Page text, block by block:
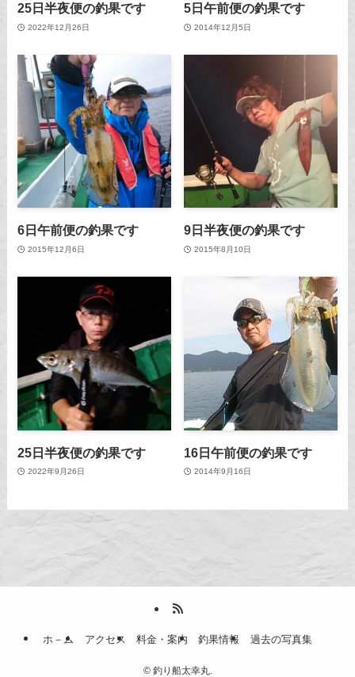
25日半夜便の釣果です
2022年12月26日
5日午前便の釣果です
2014年12月5日
6日午前便の釣果です
2015年12月6日
9日半夜便の釣果です
2015年8月10日
25日半夜便の釣果です
2022年9月26日
16日午前便の釣果です
2014年9月16日
ホ－ム アクセス 料金・案内 釣果情報 過去の写真集
©釣り船太幸丸.